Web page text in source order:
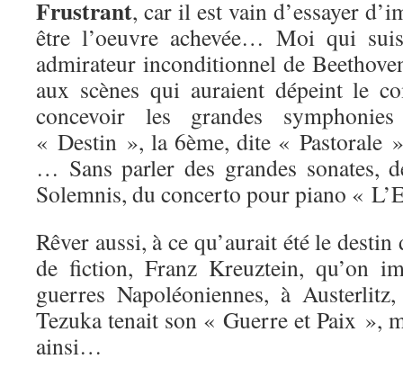
Frustrant, car il est vain d’essayer
être l’oeuvre achevée… Moi qui
admirateur inconditionnel de
aux scènes qui auraient dépeint le
concevoir les grandes
« Destin », la 6ème, dite « Pastorale
… Sans parler des grandes sonates,
Solemnis, du concerto pour piano «
Rêver aussi, à ce qu’aurait été le destin
de fiction, Franz Kreuztein, qu’on
guerres Napoléoniennes, à
Tezuka tenait son « Guerre et Paix »,
ainsi…